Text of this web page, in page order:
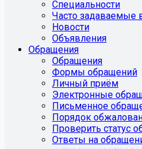
Специальности
Часто задаваемые
Новости
Объявления
Обращения
Обращения
Формы обращений
Личный приём
Электронные
Письменное
Порядок
Проверить статус
Ответы на